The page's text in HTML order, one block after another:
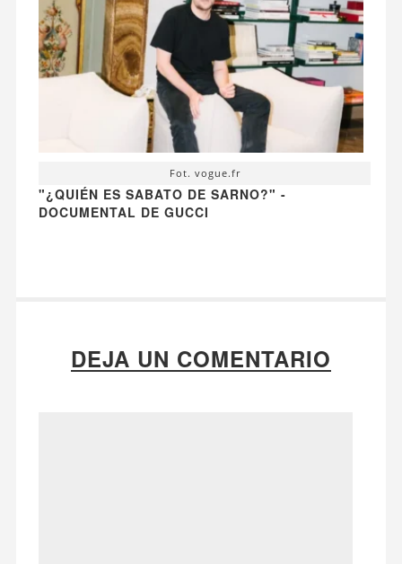
Fot. vogue.fr
"¿QUIÉN ES SABATO DE SARNO?" -
DOCUMENTAL DE GUCCI
DEJA UN COMENTARIO